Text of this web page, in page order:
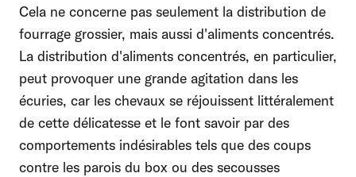
Cela ne concerne pas seulement la distribution de
fourrage grossier, mais aussi d'aliments concentrés.
La distribution d'aliments concentrés, en particulier,
peut provoquer une grande agitation dans les
écuries, car les chevaux se réjouissent littéralement
de cette délicatesse et le font savoir par des
comportements indésirables tels que des coups
contre les parois du box ou des secousses